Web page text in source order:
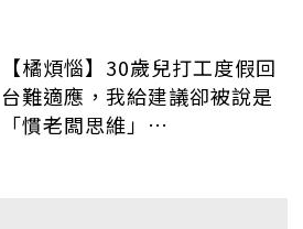
【橘煩惱】30歲兒打工度假回
台難適應，我給建議卻被說是
「慣老闆思維」…